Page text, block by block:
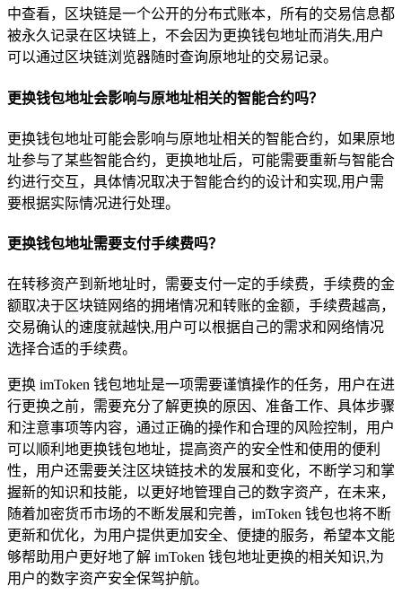
中查看，区块链是一个公开的分布式账本，所有的交易信息都
被永久记录在区块链上，不会因为更换钱包地址而消失,用户
可以通过区块链浏览器随时查询原地址的交易记录。
更换钱包地址会影响与原地址相关的智能合约吗？
更换钱包地址可能会影响与原地址相关的智能合约，如果原地
址参与了某些智能合约，更换地址后，可能需要重新与智能合
约进行交互，具体情况取决于智能合约的设计和实现,用户需
要根据实际情况进行处理。
更换钱包地址需要支付手续费吗？
在转移资产到新地址时，需要支付一定的手续费，手续费的金
额取决于区块链网络的拥堵情况和转账的金额，手续费越高，
交易确认的速度就越快,用户可以根据自己的需求和网络情况
选择合适的手续费。
更换 imToken 钱包地址是一项需要谨慎操作的任务，用户在进
行更换之前，需要充分了解更换的原因、准备工作、具体步骤
和注意事项等内容，通过正确的操作和合理的风险控制，用户
可以顺利地更换钱包地址，提高资产的安全性和使用的便利
性，用户还需要关注区块链技术的发展和变化，不断学习和掌
握新的知识和技能，以更好地管理自己的数字资产，在未来，
随着加密货币市场的不断发展和完善，imToken 钱包也将不断
更新和优化，为用户提供更加安全、便捷的服务，希望本文能
够帮助用户更好地了解 imToken 钱包地址更换的相关知识,为
用户的数字资产安全保驾护航。